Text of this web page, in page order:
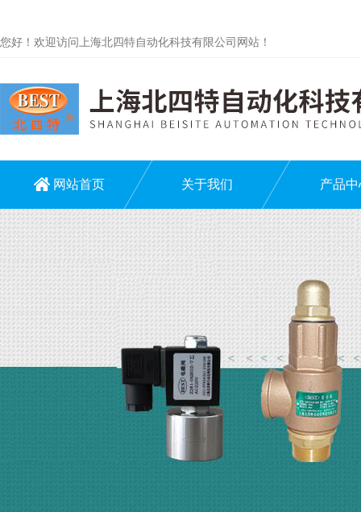
您好！欢迎访问上海北四特自动化科技有限公司网站！
网站首页 关于我们 产品中